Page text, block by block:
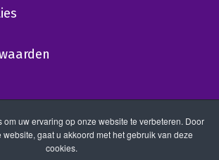
om uw ervaring op onze website te verbeteren. Door
gaat u akkoord met het gebruik van deze
cookies.